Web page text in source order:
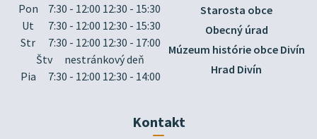
Pon
7:30 - 12:00 12:30 - 15:30
Ut
7:30 - 12:00 12:30 - 15:30
Str
7:30 - 12:00 12:30 - 17:00
Štv
nestránkový deň
Pia
7:30 - 12:00 12:30 - 14:00
Starosta obce
Obecný úrad
Múzeum histórie obce Divín
Hrad Divín
Kontakt